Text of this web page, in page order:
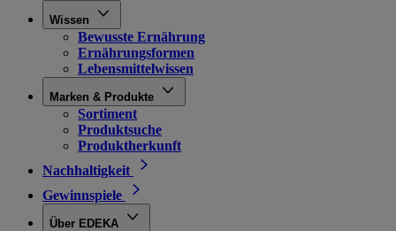
Wissen
Bewusste Ernährung
Ernährungsformen
Lebensmittelwissen
Marken & Produkte
Sortiment
Produktsuche
Produktherkunft
Nachhaltigkeit
Gewinnspiele
Über EDEKA